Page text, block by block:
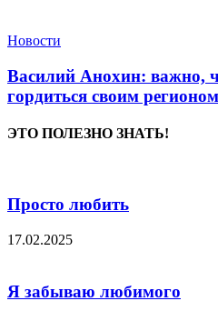
Новости
Василий Анохин: важно,
гордиться своим регионом
ЭТО ПОЛЕЗНО ЗНАТЬ!
Просто любить
17.02.2025
Я забываю любимого